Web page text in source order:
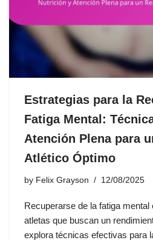
Estrategias para la
Fatiga Mental:
Atención Plena para
Atlético Óptimo
by Felix Grayson 12/08/2025
Recuperarse de la fatiga
atletas que buscan un
explora técnicas efectivas para